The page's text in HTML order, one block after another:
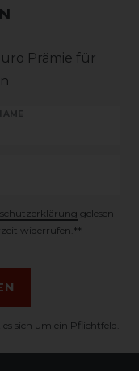
Prämie für
gelesen
widerrufen.**
sich um ein Pflichtfeld.